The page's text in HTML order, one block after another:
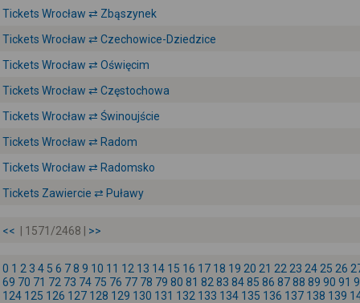
Tickets Wrocław ⇄ Zbąszynek
Tickets Wrocław ⇄ Czechowice-Dziedzice
Tickets Wrocław ⇄ Oświęcim
Tickets Wrocław ⇄ Częstochowa
Tickets Wrocław ⇄ Świnoujście
Tickets Wrocław ⇄ Radom
Tickets Wrocław ⇄ Radomsko
Tickets Zawiercie ⇄ Puławy
<< | 1571/2468 | >>
0 1 2 3 4 5 6 78 9 10 11 12 13 14 15 16 17 18 19 20 21 22 23 24 25 26
69 70 71 72 73 74 75 76 77 78 79 80 81 82 83 8485 86 8788 89 90 91
124 125 126 127 128 129 130 131 132 133 134 135 136 137 138 139